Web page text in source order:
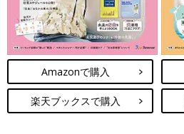
Amazonで購入
楽天ブックスで購入